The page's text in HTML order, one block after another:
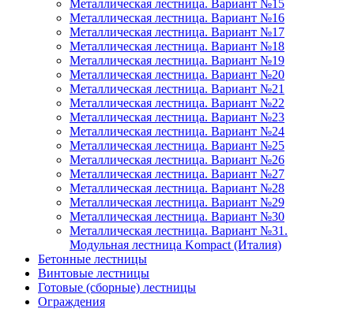
Металлическая лестница. Вариант №15
Металлическая лестница. Вариант №16
Металлическая лестница. Вариант №17
Металлическая лестница. Вариант №18
Металлическая лестница. Вариант №19
Металлическая лестница. Вариант №20
Металлическая лестница. Вариант №21
Металлическая лестница. Вариант №22
Металлическая лестница. Вариант №23
Металлическая лестница. Вариант №24
Металлическая лестница. Вариант №25
Металлическая лестница. Вариант №26
Металлическая лестница. Вариант №27
Металлическая лестница. Вариант №28
Металлическая лестница. Вариант №29
Металлическая лестница. Вариант №30
Металлическая лестница. Вариант №31.
Модульная лестница Kompact (Италия)
Бетонные лестницы
Винтовые лестницы
Готовые (сборные) лестницы
Ограждения